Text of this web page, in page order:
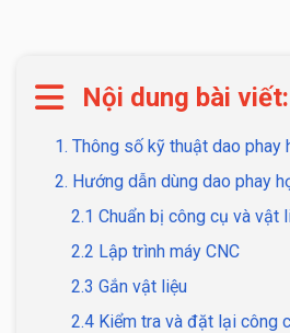
Nội dung bài viết:
1. Thông số kỹ thuật dao phay
2. Hướng dẫn dùng dao phay
2.1 Chuẩn bị công cụ và vật
2.2 Lập trình máy CNC
2.3 Gắn vật liệu
2.4 Kiểm tra và đặt lại công